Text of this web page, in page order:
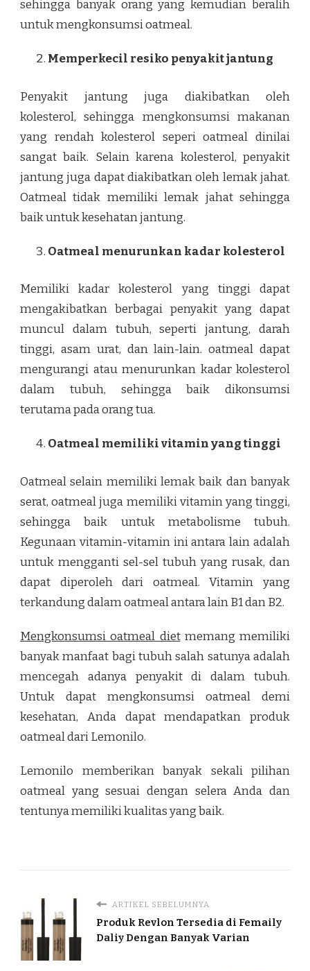
sehingga banyak orang yang kemudian beralih
untuk mengkonsumsi oatmeal.
Memperkecil resiko penyakit jantung
Penyakit jantung juga diakibatkan oleh
kolesterol, sehingga mengkonsumsi makanan
yang rendah kolesterol seperi oatmeal dinilai
sangat baik. Selain karena kolesterol, penyakit
jantung juga dapat diakibatkan oleh lemak jahat.
Oatmeal tidak memiliki lemak jahat sehingga
baik untuk kesehatan jantung.
Oatmeal menurunkan kadar kolesterol
Memiliki kadar kolesterol yang tinggi dapat
mengakibatkan berbagai penyakit yang dapat
muncul dalam tubuh, seperti jantung, darah
tinggi, asam urat, dan lain-lain. oatmeal dapat
mengurangi atau menurunkan kadar kolesterol
dalam tubuh, sehingga baik dikonsumsi
terutama pada orang tua.
Oatmeal memiliki vitamin yang tinggi
Oatmeal selain memiliki lemak baik dan banyak
serat, oatmeal juga memiliki vitamin yang tinggi,
sehingga baik untuk metabolisme tubuh.
Kegunaan vitamin-vitamin ini antara lain adalah
untuk mengganti sel-sel tubuh yang rusak, dan
dapat diperoleh dari oatmeal. Vitamin yang
terkandung dalam oatmeal antara lain B1 dan B2.
Mengkonsumsi oatmeal dietmemang memiliki
banyak manfaat bagi tubuh salah satunya adalah
mencegah adanya penyakit di dalam tubuh.
Untuk dapat mengkonsumsi oatmeal demi
kesehatan, Anda dapat mendapatkan produk
oatmeal dari Lemonilo.
Lemonilo memberikan banyak sekali pilihan
oatmeal yang sesuai dengan selera Anda dan
tentunya memiliki kualitas yang baik.
ARTIKEL SEBELUMNYA
Produk Revlon Tersedia di Femaily
Daliy Dengan Banyak Varian